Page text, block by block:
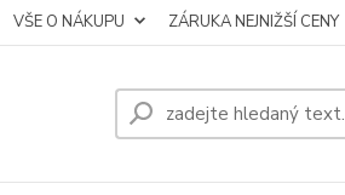
VŠE O NÁKUPU ZÁRUKA NEJNIŽŠÍ CENY